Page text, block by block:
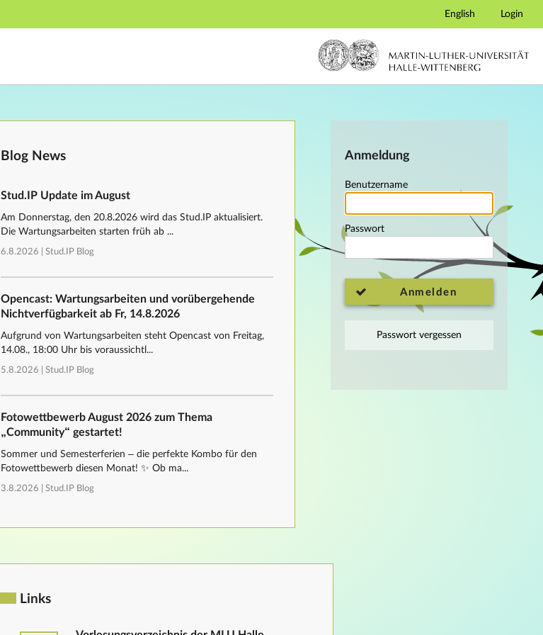
Hauptnavigation
English Login
Anmeldung
Benutzername
Passwort
Anmelden
Passwort vergessen
Blog News
Stud.IP Update im August
Am Donnerstag, den 20.8.2026 wird das Stud.IP aktualisiert.
Die Wartungsarbeiten starten früh ab ...
6.8.2026 | Stud.IP Blog
Opencast: Wartungsarbeiten und vorübergehende
Nichtverfügbarkeit ab Fr, 14.8.2026
Aufgrund von Wartungsarbeiten steht Opencast von Freitag,
14.08., 18:00 Uhr bis voraussichtl...
5.8.2026 | Stud.IP Blog
Fotowettbewerb August 2026 zum Thema
„Community“ gestartet!
Sommer und Semesterferien – die perfekte Kombo für den
Fotowettbewerb diesen Monat! ✨ Ob ma...
3.8.2026 | Stud.IP Blog
Links